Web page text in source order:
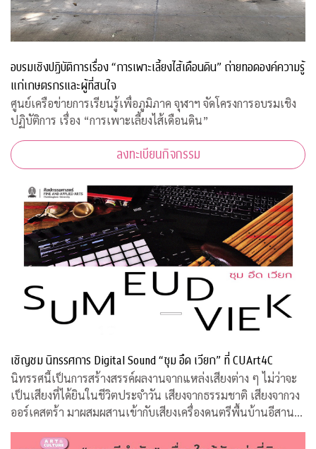
อบรมเชิงปฏิบัติการเรื่อง “การเพาะเลี้ยงไส้เดือนดิน” ถ่ายทอดองค์ความรู้
แก่เกษตรกรและผู้ที่สนใจ
ศูนย์เครือข่ายการเรียนรู้เพื่อภูมิภาค จุฬาฯ จัดโครงการอบรมเชิง
ปฏิบัติการ เรื่อง “การเพาะเลี้ยงไส้เดือนดิน”
ลงทะเบียนกิจกรรม
เชิญชม นิทรรศการ Digital Sound “ซุม อึด เวียก” ที่ CUArt4C
นิทรรศนี้เป็นการสร้างสรรค์ผลงานจากแหล่งเสียงต่าง ๆ ไม่ว่าจะ
เป็นเสียงที่ได้ยินในชีวิตประจำวัน เสียงจากธรรมชาติ เสียงจากวง
ออร์เคสตร้า มาผสมผสานเข้ากับเสียงเครื่องดนตรีพื้นบ้านอีสานที่
คุ้นหู ผ่านกระบวนการและเทคนิคทางด้านดิจิทัล